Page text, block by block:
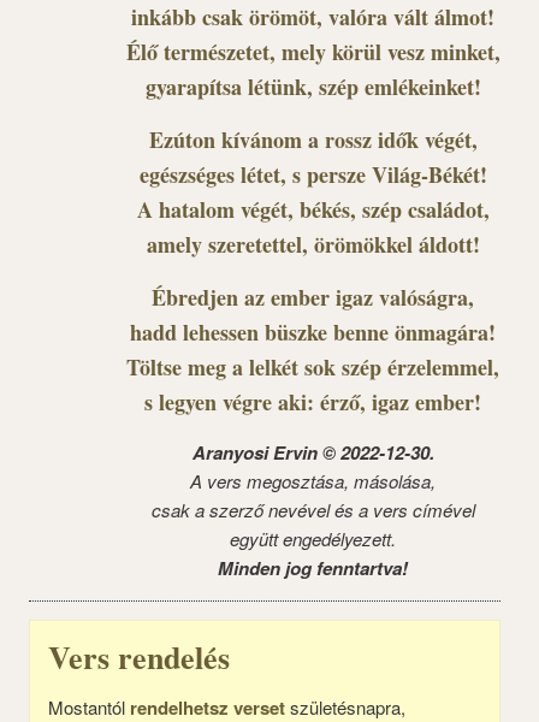
inkább csak örömöt, valóra vált álmot!
Élő természetet, mely körül vesz minket,
gyarapítsa létünk, szép emlékeinket!
Ezúton kívánom a rossz idők végét,
egészséges létet, s persze Világ-Békét!
A hatalom végét, békés, szép családot,
amely szeretettel, örömökkel áldott!
Ébredjen az ember igaz valóságra,
hadd lehessen büszke benne önmagára!
Töltse meg a lelkét sok szép érzelemmel,
s legyen végre aki: érző, igaz ember!
Aranyosi Ervin © 2022-12-30.
A vers megosztása, másolása,
csak a szerző nevével és a vers címével
együtt engedélyezett.
Minden jog fenntartva!
Vers rendelés
Mostantól rendelhetsz versetszületésnapra,